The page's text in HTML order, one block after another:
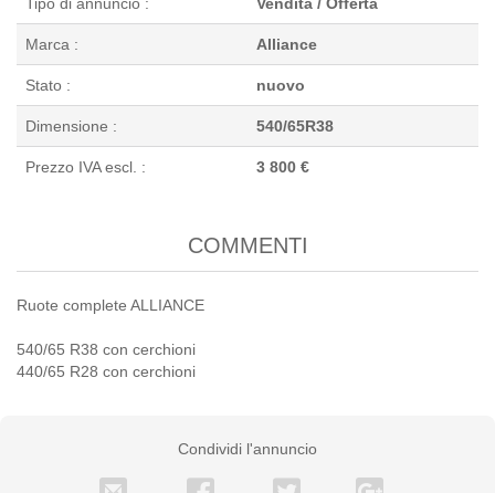
Marca : Alliance
Stato : nuovo
Dimensione : 540/65R38
Prezzo IVA escl. : 3 800 €
COMMENTI
Ruote complete ALLIANCE
540/65 R38 con cerchioni
440/65 R28 con cerchioni
Condividi l'annuncio